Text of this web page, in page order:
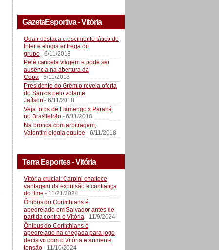
GazetaEsportiva - Vitória
Odair destaca crescimento tático do
Inter e elogia entrega do
grupo - 6/11/2018
Pelé cancela viagem e pode ser
ausência na abertura da
Copa - 6/11/2018
Presidente do Grêmio revela oferta
do Santos pelo volante
Jaílson - 6/11/2018
Veja fotos de Flamengo x Paraná
no Brasileirão - 6/11/2018
Na bronca com arbitragem,
Valentim elogia equipe - 6/11/2018
Terra Esportes - Vitória
Vitória crucial: Carpini enaltece
vantagem da expulsão e confiança
do time - 11/21/2024
Ônibus do Corinthians é
apedrejado em Salvador antes de
partida contra o Vitória - 11/9/2024
Ônibus do Corinthians é
apedrejado na chegada para jogo
decisivo com o Vitória e aumenta
tensão - 11/10/2024